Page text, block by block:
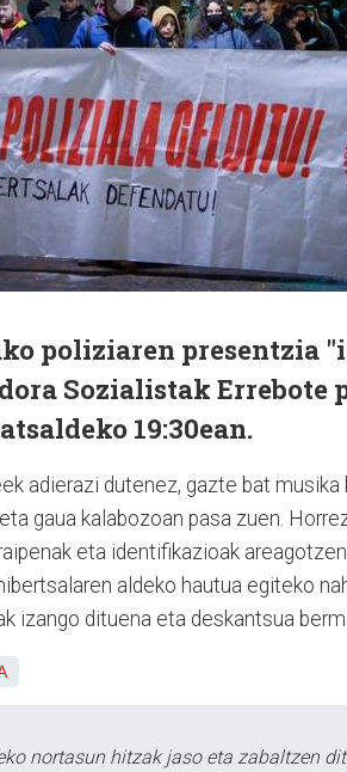
poliziaren presentzia
Sozialistak Errebote
19:30ean.
adierazi dutenez, gazte bat musika
gaua kalabozoan pasa zuen.
eta identifikazioak
aldeko hautua egiteko
izango dituena eta deskantsua
nortasun hitzak jaso eta zabaltzen